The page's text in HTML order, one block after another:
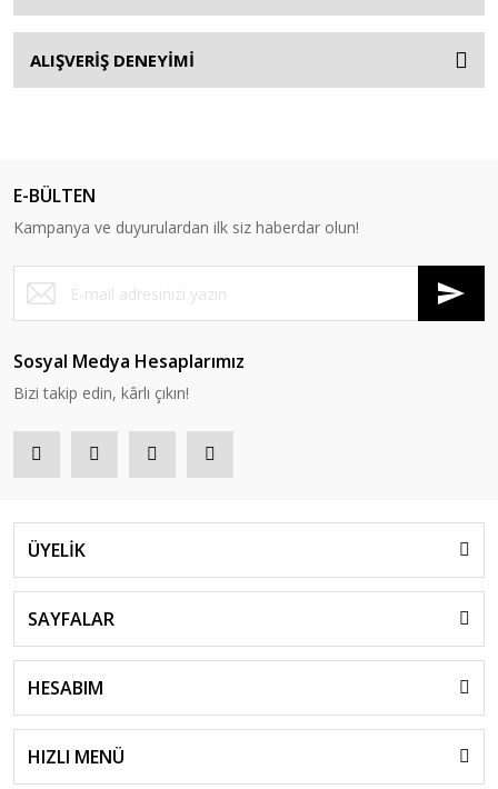
ALIŞVERİŞ DENEYİMİ
E-BÜLTEN
Kampanya ve duyurulardan ilk siz haberdar olun!
Sosyal Medya Hesaplarımız
Bizi takip edin, kârlı çıkın!
ÜYELİK
SAYFALAR
HESABIM
HIZLI MENÜ